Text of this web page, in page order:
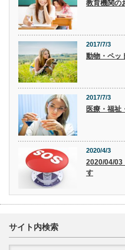
教育機関の
2017/7/3
動物・ペッ
2017/7/3
医療・福祉
2020/4/3
2020/04/03
す
サイト内検索